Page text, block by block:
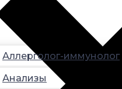
Аллерголог-иммунолог
Анализы